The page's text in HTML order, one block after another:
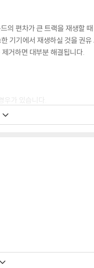
의 편차가 큰 트랙을 재생할
기기에서 재생하실 것을 권유
거하면 대부분 해결됩니다.
가 있습니다.
구경이 작게 제작되는 경우
량이 아닙니다. 단, 재생에
.